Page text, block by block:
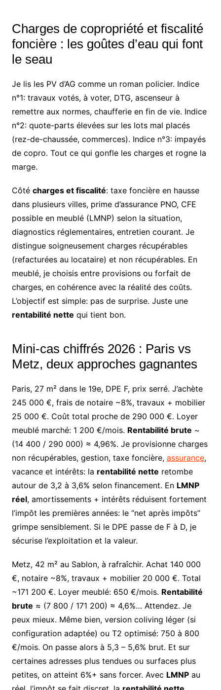
Charges de copropriété et fiscalité
foncière : les goûtes d’eau qui font
le seau
Je lis les PV d’AG comme un roman policier. Indice
n°1: travaux votés, à voter, DTG, ascenseur à
remettre aux normes, chaufferie en fin de vie. Indice
n°2: quote-parts élevées sur les lots mal placés
(rez-de-chaussée, commerces). Indice n°3: impayés
de copro. Tout ce qui gonfle les charges et rogne la
marge.
Côté charges et fiscalité: taxe foncière en hausse
dans plusieurs villes, prime d’assurance PNO, CFE
possible en meublé (LMNP) selon la situation,
diagnostics réglementaires, entretien courant. Je
distingue soigneusement charges récupérables
(refacturées au locataire) et non récupérables. En
meublé, je choisis entre provisions ou forfait de
charges, en cohérence avec la réalité des coûts.
L’objectif est simple: pas de surprise. Juste une
rentabilité nette qui tient bon.
Mini-cas chiffrés 2026 : Paris vs
Metz, deux approches gagnantes
Paris, 27 m² dans le 19e, DPE F, prix serré. J’achète
245 000 €, frais de notaire ~8%, travaux + mobilier
25 000 €. Coût total proche de 290 000 €. Loyer
meublé marché: 1 200 €/mois. Rentabilité brute ~
(14 400 / 290 000) ≈ 4,96%. Je provisionne charges
non récupérables, gestion, taxe foncière, assurance,
vacance et intérêts: la rentabilité nette retombe
autour de 3,2 à 3,6% selon financement. En LMNP
réel, amortissements + intérêts réduisent fortement
l’impôt les premières années: le “net après impôts”
grimpe sensiblement. Si le DPE passe de F à D, je
sécurise l’exploitation et la valeur.
Metz, 42 m² au Sablon, à rafraîchir. Achat 140 000
€, notaire ~8%, travaux + mobilier 20 000 €. Total
~171 200 €. Loyer meublé: 650 €/mois. Rentabilité
brute ≈ (7 800 / 171 200) ≈ 4,6%… Attendez. Je
peux mieux. Même bien, version coliving léger (si
configuration adaptée) ou T2 optimisé: 750 à 800
€/mois. On passe alors à 5,3 – 5,6% brut. Et sur
certaines adresses plus tendues ou surfaces plus
petites, on atteint 6%+ sans forcer. Avec LMNPau